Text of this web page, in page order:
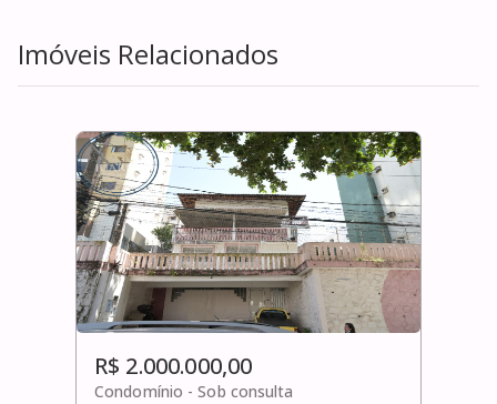
Imóveis Relacionados
R$ 2.000.000,00
Condomínio -Sob consulta